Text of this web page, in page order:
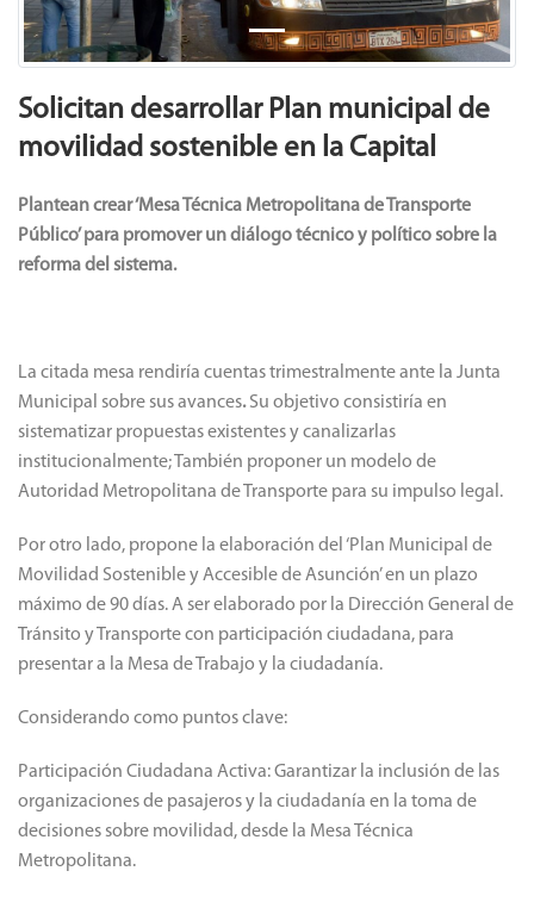
Solicitan desarrollar Plan municipal de
movilidad sostenible en la Capital
Plantean crear ‘Mesa Técnica Metropolitana de Transporte
Público’para promover un diálogo técnico y político sobre la
reforma del sistema.
La citada mesa rendiría cuentas trimestralmente ante la Junta
Municipal sobre sus avances.Su objetivo consistiría en
sistematizar propuestas existentes y canalizarlas
institucionalmente; También proponer un modelo de
Autoridad Metropolitana de Transporte para su impulso legal.
Por otro lado, propone la elaboración del ‘Plan Municipal de
Movilidad Sostenible y Accesible de Asunción’ en un plazo
máximo de 90 días. A ser elaborado por la Dirección General de
Tránsito y Transporte con participación ciudadana, para
presentar a la Mesa de Trabajo y la ciudadanía.
Considerando como puntos clave:
Participación Ciudadana Activa: Garantizar la inclusión de las
organizaciones de pasajeros y la ciudadanía en la toma de
decisiones sobre movilidad, desde la Mesa Técnica
Metropolitana.